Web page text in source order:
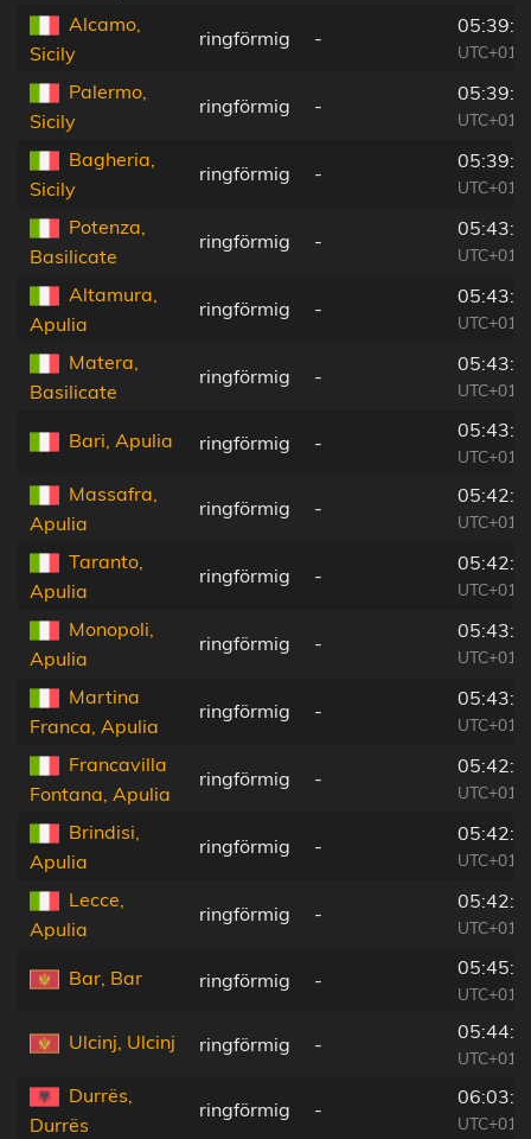
Alcamo,
Sicily
ringförmig -
Palermo,
Sicily
ringförmig -
Bagheria,
Sicily
ringförmig -
Potenza,
Basilicate
ringförmig -
Altamura,
Apulia
ringförmig -
Matera,
Basilicate
ringförmig -
Bari, Apulia ringförmig -
Massafra,
Apulia
ringförmig -
Taranto,
Apulia
ringförmig -
Monopoli,
Apulia
ringförmig -
Martina
Franca, Apulia
ringförmig -
Francavilla
Fontana, Apulia
ringförmig -
Brindisi,
Apulia
ringförmig -
Lecce,
Apulia
ringförmig -
Bar, Bar ringförmig -
Ulcinj, Ulcinj ringförmig -
Durrës,
Durrës
ringförmig -